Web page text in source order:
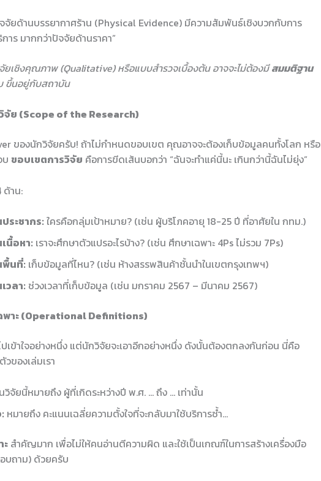
จัยด้านบรรยากาศร้าน (Physical Evidence) มีความสัมพันธ์เชิงบวกกับการ
าร มากกว่าปัจจัยด้านราคา”
ยเชิงคุณภาพ (Qualitative) หรือแบบสำรวจเบื้องต้น อาจจะไม่ต้องมีสมมติฐาน
ขึ้นอยู่กับสถาบัน
จัย (Scope of the Research)
ของนักวิจัยครับ! ถ้าไม่กำหนดขอบเขต คุณอาจจะต้องเก็บข้อมูลคนทั้งโลก หรือ
ขอบเขตการวิจัย คือการขีดเส้นบอกว่า “ฉันจะทำแค่นี้นะ เกินกว่านี้ฉันไม่ยุ่ง”
ด้าน:
ระชากร: ใครคือกลุ่มเป้าหมาย? (เช่น ผู้บริโภคอายุ 18-25 ปี ที่อาศัยใน กทม.)
นื้อหา: เราจะศึกษาตัวแปรอะไรบ้าง? (เช่น ศึกษาเฉพาะ 4Ps ไม่รวม 7Ps)
พื้นที่: เก็บข้อมูลที่ไหน? (เช่น ห้างสรรพสินค้าชั้นนำในเขตกรุงเทพฯ)
วลา: ช่วงเวลาที่เก็บข้อมูล (เช่น มกราคม 2567 – มีนาคม 2567)
พาะ (Operational Definitions)
ปเข้าใจอย่างหนึ่ง แต่นักวิจัยจะเอาอีกอย่างหนึ่ง ดังนั้นต้องตกลงกันก่อน นี่คือ
ของเล่มเรา
วิจัยนี้หมายถึง ผู้ที่เกิดระหว่างปี พ.ศ. … ถึง … เท่านั้น
หมายถึง คะแนนเฉลี่ยความตั้งใจที่จะกลับมาใช้บริการซ้ำ…
สำคัญมาก เพื่อไม่ให้คนอ่านตีความผิด และใช้เป็นเกณฑ์ในการสร้างเครื่องมือ
บถาม) ด้วยครับ